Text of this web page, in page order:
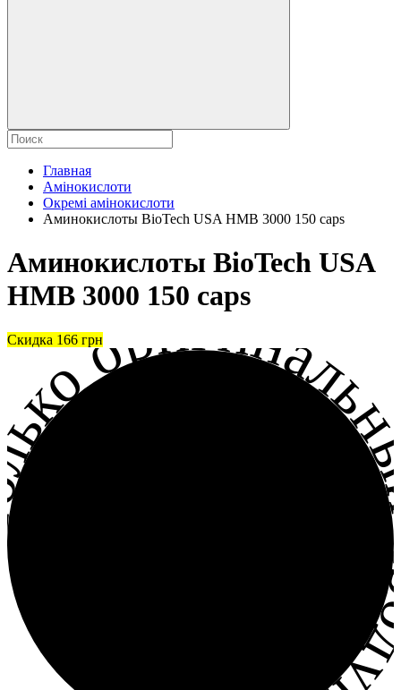
Главная
Амінокислоти
Окремі амінокислоти
Аминокислоты BioTech USA HMB 3000 150 caps
Аминокислоты BioTech USA
HMB 3000 150 caps
Скидка 166 грн